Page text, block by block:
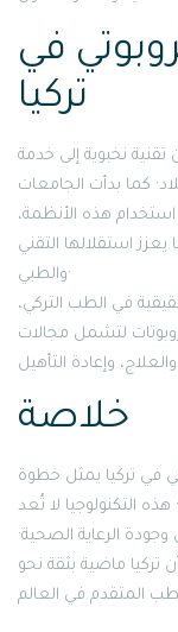
في
تركيا
تقنية نخبوية إلى خدمة
كما بدأت الجامعات
استخدام هذه الأنظمة،
يعزز استقلالها التقني
والطبي·
في الطب التركي،
لتشمل مجالات
خلاصة
في تركيا يمثل خطوة
التكنولوجيا لا تُعد
الرعاية الصحية·
تركيا ماضية بثقة نحو